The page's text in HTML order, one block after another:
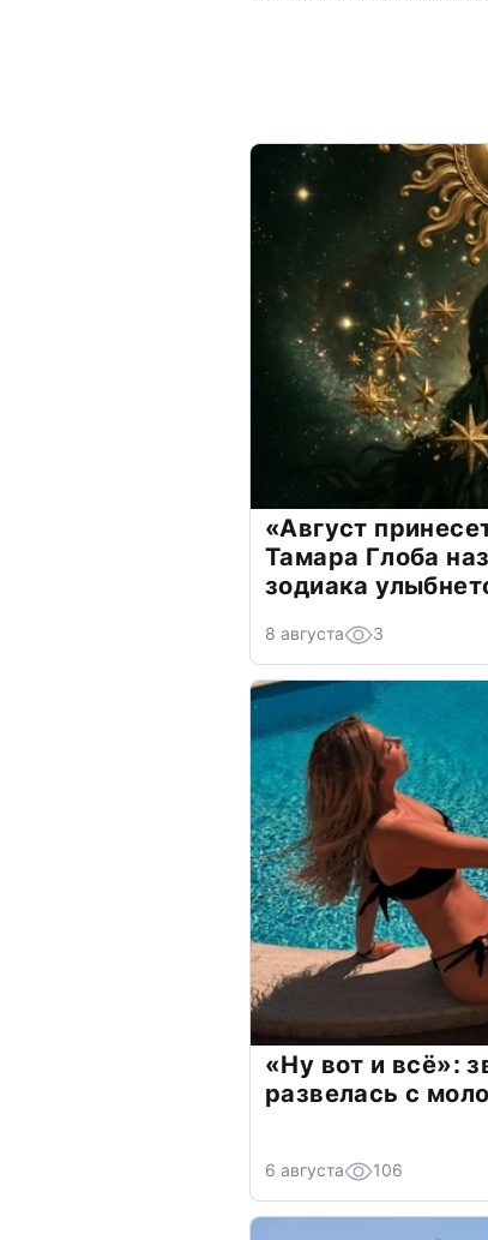
«Август
Тамара Глоба
зодиака
8 августа 3
«Ну вот и всё»:
развелась с
6 августа 106